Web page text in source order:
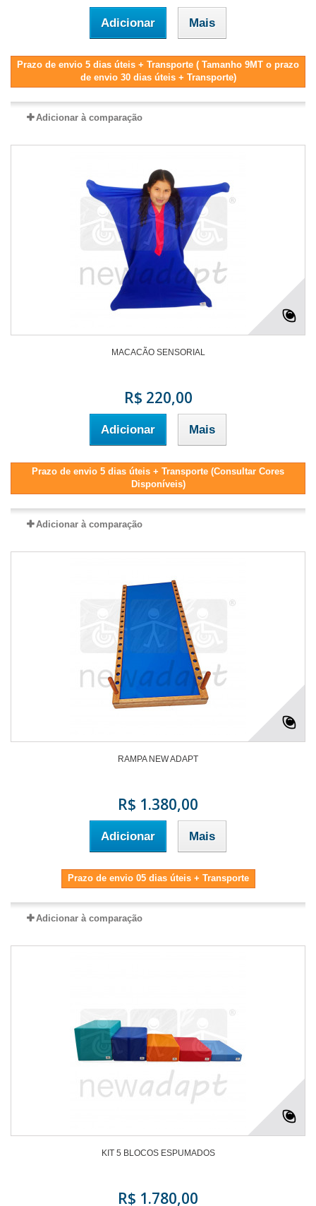
Adicionar Mais
Prazo de envio 5 dias úteis + Transporte ( Tamanho 9MT o prazo
de envio 30 dias úteis + Transporte)
Adicionar à comparação
MACACÃO SENSORIAL
R$ 220,00
Adicionar Mais
Prazo de envio 5 dias úteis + Transporte (Consultar Cores
Disponíveis)
Adicionar à comparação
RAMPA NEW ADAPT
R$ 1.380,00
Adicionar Mais
Prazo de envio 05 dias úteis + Transporte
Adicionar à comparação
KIT 5 BLOCOS ESPUMADOS
R$ 1.780,00